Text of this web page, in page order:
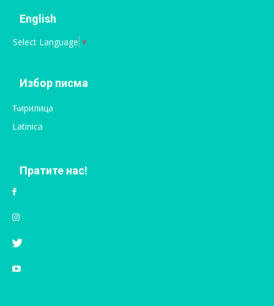
English
Select Language ▼
Избор писма
Ћирилица
Latinica
Пратите нас!